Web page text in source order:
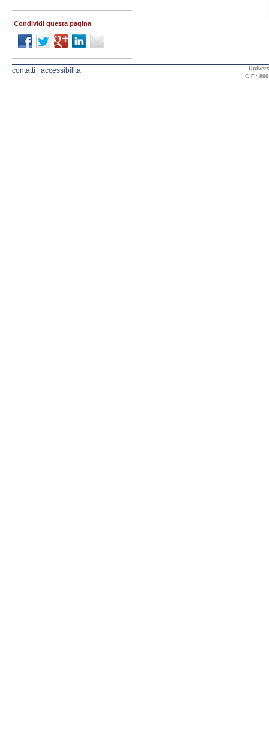
Condividi questa pagina
contatti accessibilità
C.F.: